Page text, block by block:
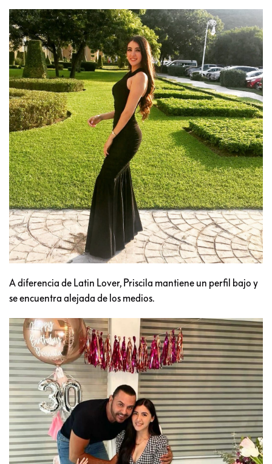
A diferencia de Latin Lover, Priscila mantiene un perfil bajo y
se encuentra alejada de los medios.